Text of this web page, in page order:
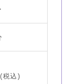
(税込)